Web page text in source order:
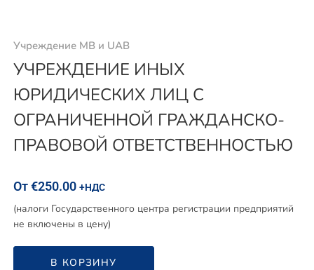
Учреждение MB и UAB
УЧРЕЖДЕНИЕ ИНЫХ
ЮРИДИЧЕСКИХ ЛИЦ С
ОГРАНИЧЕННОЙ ГРАЖДАНСКО-
ПРАВОВОЙ ОТВЕТСТВЕННОСТЬЮ
От€250.00 +НДС
(налоги Государственного центра регистрации предприятий
не включены в цену)
В КОРЗИНУ